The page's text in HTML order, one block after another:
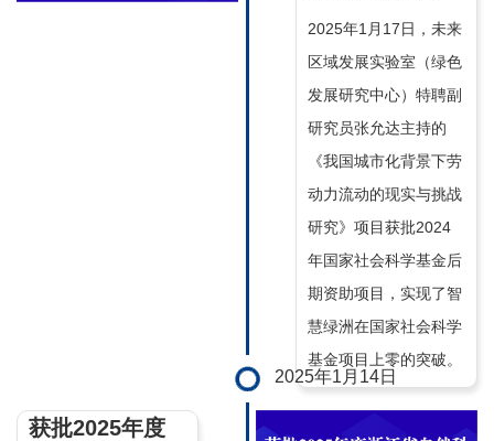
2025年1月17日，未来
区域发展实验室（绿色
发展研究中心）特聘副
研究员张允达主持的
《我国城市化背景下劳
动力流动的现实与挑战
研究》项目获批2024
年国家社会科学基金后
期资助项目，实现了智
慧绿洲在国家社会科学
基金项目上零的突破。
获批2025年度
2025年1月14日